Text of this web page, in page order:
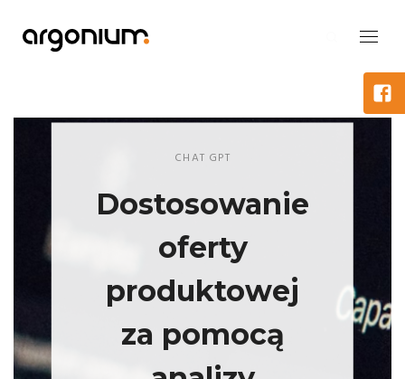
CHAT GPT
Dostosowanie
oferty
produktowej
za pomocą